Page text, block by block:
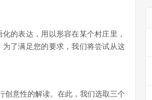
的表达，用以形容在某个村庄里，
了满足您的要求，我们将尝试从这
创意性的解读。在此，我们选取三个